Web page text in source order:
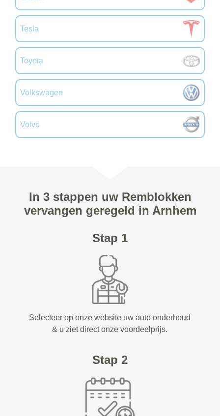
Tesla
Toyota
Volkswagen
Volvo
In 3 stappen uw Remblokken
vervangen geregeld in Arnhem
Stap 1
Selecteer op onze website uw auto onderhoud
& u ziet direct onze voordeelprijs.
Stap 2